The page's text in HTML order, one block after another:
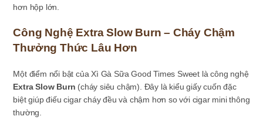
hơn hộp lớn.
Công Nghệ Extra Slow Burn – Cháy Chậm
Thưởng Thức Lâu Hơn
Một điểm nổi bật của Xì Gà Sữa Good Times Sweet là công nghệ
Extra Slow Burn (cháy siêu chậm). Đây là kiểu giấy cuốn đặc
biệt giúp điếu cigar cháy đều và chậm hơn so với cigar mini thông
thường.